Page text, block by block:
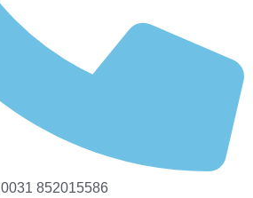
0031 852015586